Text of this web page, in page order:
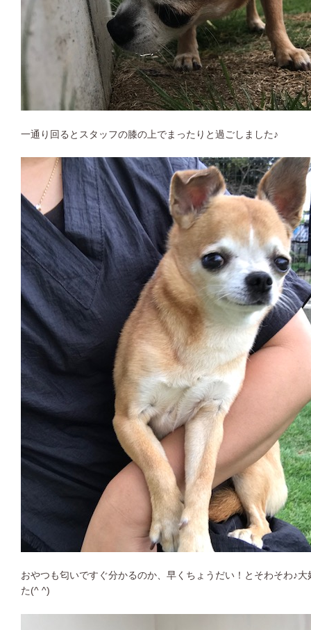
一通り回るとスタッフの膝の上でまったりと過ごしました♪
おやつも匂いですぐ分かるのか、早くちょうだい！とそわそわ♪
た(^ ^)